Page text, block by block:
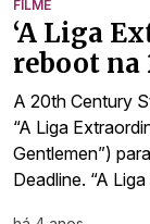
FILME
‘A Liga
reboot na
A 20th Century
“A Liga
Gentlemen”)
Deadline. “A